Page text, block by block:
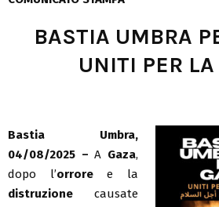
BASTIA UMBRA
UNITI PER LA
Bastia Umbra,
04/08/2025 – A Gaza,
dopo l’orroree la
distruzione causate